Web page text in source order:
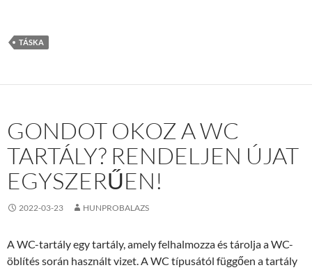
TÁSKA
GONDOT OKOZ A WC
TARTÁLY? RENDELJEN ÚJAT
EGYSZERŰEN!
2022-03-23 HUNPROBALAZS
A WC-tartály egy tartály, amely felhalmozza és tárolja a WC-
öblítés során használt vizet. A WC típusától függően a tartály